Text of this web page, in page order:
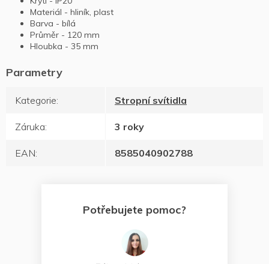
Materiál - hliník, plast
Barva - bílá
Průměr - 120 mm
Hloubka - 35 mm
Kategorie: Stropní svítidla
Záruka: 3 roky
EAN: 8585040902788
Potřebujete pomoc?